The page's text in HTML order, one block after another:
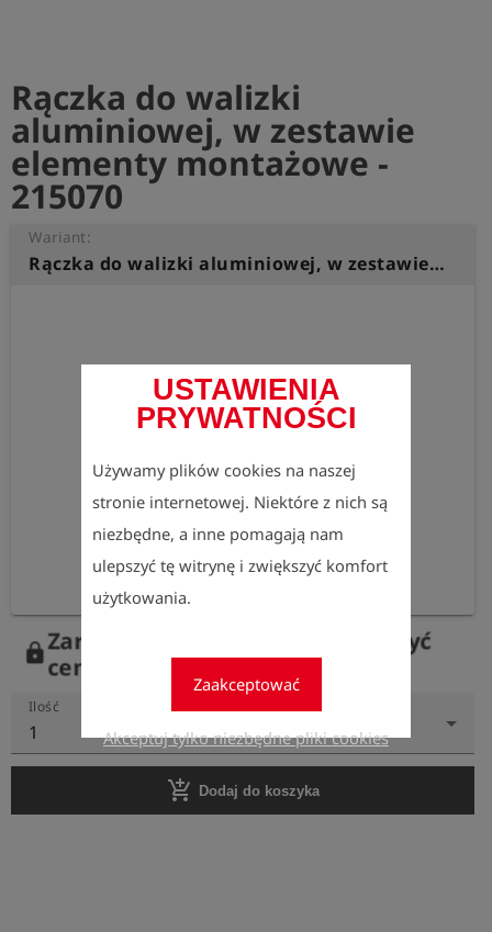
USTAWIENIA
PRYWATNOŚCI
Używamy plików cookies na naszej
stronie internetowej. Niektóre z nich są
niezbędne, a inne pomagają nam
ulepszyć tę witrynę i zwiększyć komfort
użytkowania.
Zaakceptować
Akceptuj tylko niezbędne pliki cookies
Rączka do walizki
aluminiowej, w zestawie
elementy montażowe -
215070
Wariant:
Rączka do walizki aluminiowej, w zestawie elementy montażowe
lockZarejestruj się teraz, aby zobaczyć
ceny.
Ilość
1
add_shopping_cart Dodaj do koszyka